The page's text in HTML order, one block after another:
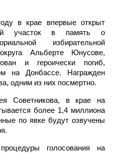
в крае впервые открыт
участок в память о
избирательной
Альберте Юнусове,
и героически погиб,
на Донбассе. Награжден
одним из них посмертно.
Советникова, в крае на
более 1,4 миллиона
по явке будут озвучены
голосования на